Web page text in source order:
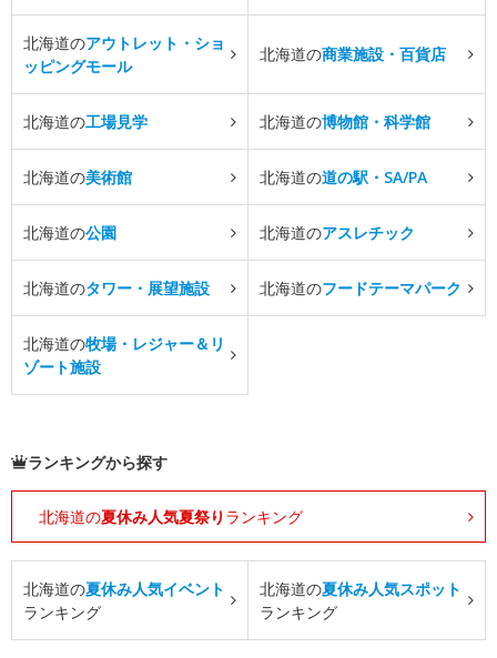
北海道のアウトレット・ショ
ッピングモール
北海道の商業施設・百貨店
北海道の工場見学 北海道の博物館・科学館
北海道の美術館 北海道の道の駅・SA/PA
北海道の公園 北海道のアスレチック
北海道のタワー・展望施設 北海道のフードテーマパーク
北海道の牧場・レジャー＆リ
ゾート施設
ランキングから探す
北海道の夏休み人気夏祭り ランキング
北海道の夏休み人気イベント
ランキング
北海道の夏休み人気スポット
ランキング